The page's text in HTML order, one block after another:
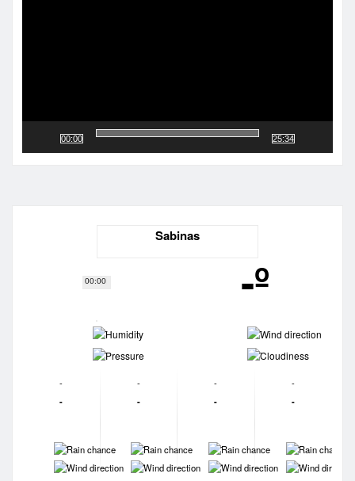
00:00
00:00
25:34
Sabinas
-º
-
-
-
-
-
-
-
-
-
-
-
-
-
-
-
-
-
-
-
-